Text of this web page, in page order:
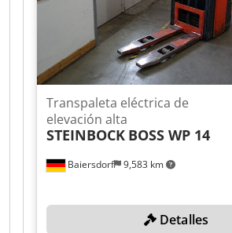
Baiersdorf 9,583 km
Transpaleta eléctrica de
elevación alta
STEINBOCK BOSS WP 14
Detalles